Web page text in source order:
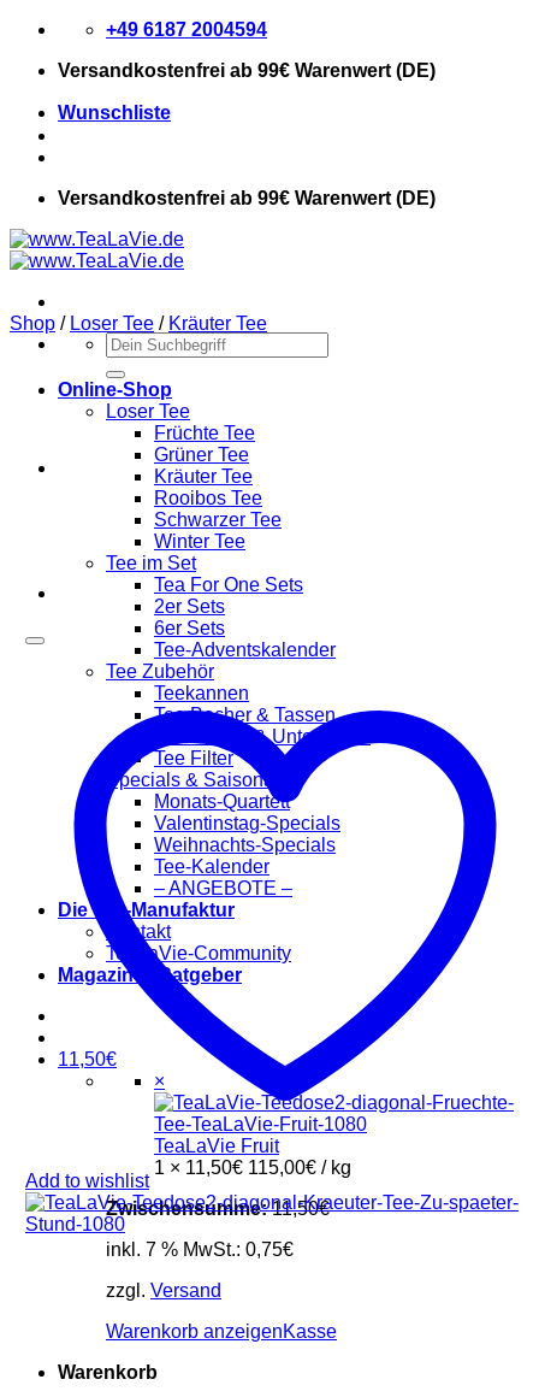
Zum
springen
+49 6187 2004594
Versandkostenfrei ab 99€ Warenwert (DE)
Wunschliste
Versandkostenfrei ab 99€ Warenwert (DE)
Suchen
nach:
Online-Shop
Loser Tee
Früchte Tee
Grüner Tee
Kräuter Tee
Rooibos Tee
Schwarzer Tee
Winter Tee
Tee im Set
Tea For One Sets
2er Sets
6er Sets
Tee-Adventskalender
Tee Zubehör
Teekannen
Tee Becher & Tassen
Teewärmer & Untersetzer
Tee Filter
Specials & Saisonal
Monats-Quartett
Valentinstag-Specials
Weihnachts-Specials
Tee-Kalender
– ANGEBOTE –
Die Tee-Manufaktur
Kontakt
TeaLaVie-Community
Magazin & Ratgeber
11,50€
×
TeaLaVie Fruit
1 × 11,50€ 115,00€ / kg
Zwischensumme: 11,50€
inkl. 7 % MwSt.: 0,75€
zzgl. Versand
Warenkorb anzeigenKasse
Warenkorb
Shop / Loser Tee / Kräuter Tee
Add to wishlist